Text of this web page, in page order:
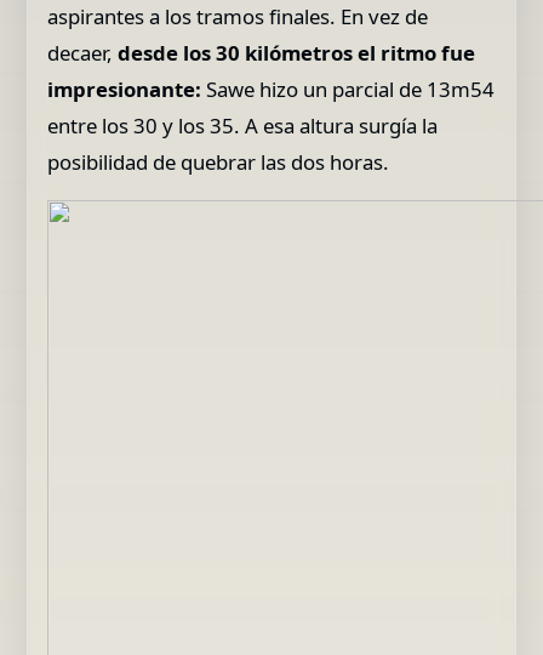
aspirantes a los tramos finales. En vez de
decaer,desde los 30 kilómetros el ritmo fue
impresionante: Sawe hizo un parcial de 13m54
entre los 30 y los 35. A esa altura surgía la
posibilidad de quebrar las dos horas.